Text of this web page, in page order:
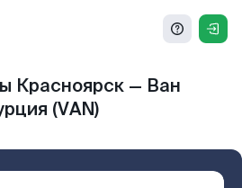
Красноярск — Ван
(VAN)